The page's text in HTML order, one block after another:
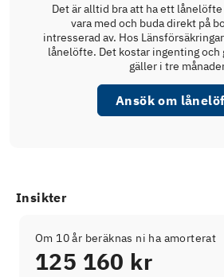
Det är alltid bra att ha ett lånelöfte
vara med och buda direkt på
intresserad av. Hos
lånelöfte. Det kostar ingenting
gäller i tre
Ansök om
Insikter
Om 10 år beräknas ni ha amorterat
125 160 kr